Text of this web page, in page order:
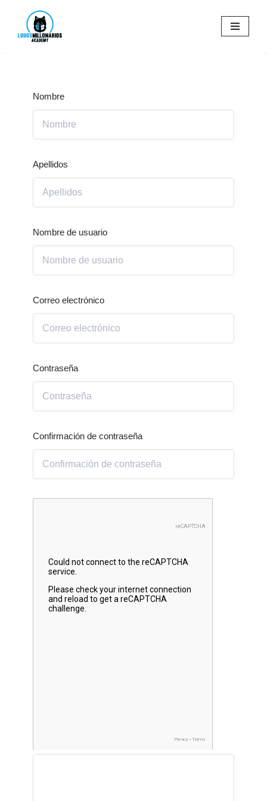
Saltar
Nombre
Apellidos
Nombre de usuario
Correo electrónico
Contraseña
Confirmación de contraseña